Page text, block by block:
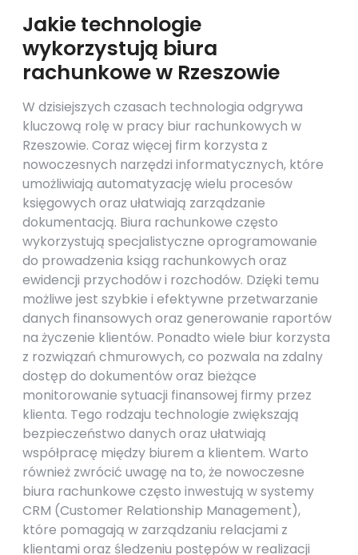
Jakie technologie
wykorzystują biura
rachunkowe w Rzeszowie
W dzisiejszych czasach technologia odgrywa
kluczową rolę w pracy biur rachunkowych w
Rzeszowie. Coraz więcej firm korzysta z
nowoczesnych narzędzi informatycznych, które
umożliwiają automatyzację wielu procesów
księgowych oraz ułatwiają zarządzanie
dokumentacją. Biura rachunkowe często
wykorzystują specjalistyczne oprogramowanie
do prowadzenia ksiąg rachunkowych oraz
ewidencji przychodów i rozchodów. Dzięki temu
możliwe jest szybkie i efektywne przetwarzanie
danych finansowych oraz generowanie raportów
na życzenie klientów. Ponadto wiele biur korzysta
z rozwiązań chmurowych, co pozwala na zdalny
dostęp do dokumentów oraz bieżące
monitorowanie sytuacji finansowej firmy przez
klienta. Tego rodzaju technologie zwiększają
bezpieczeństwo danych oraz ułatwiają
współpracę między biurem a klientem. Warto
również zwrócić uwagę na to, że nowoczesne
biura rachunkowe często inwestują w systemy
CRM (Customer Relationship Management),
które pomagają w zarządzaniu relacjami z
klientami oraz śledzeniu postępów w realizacji